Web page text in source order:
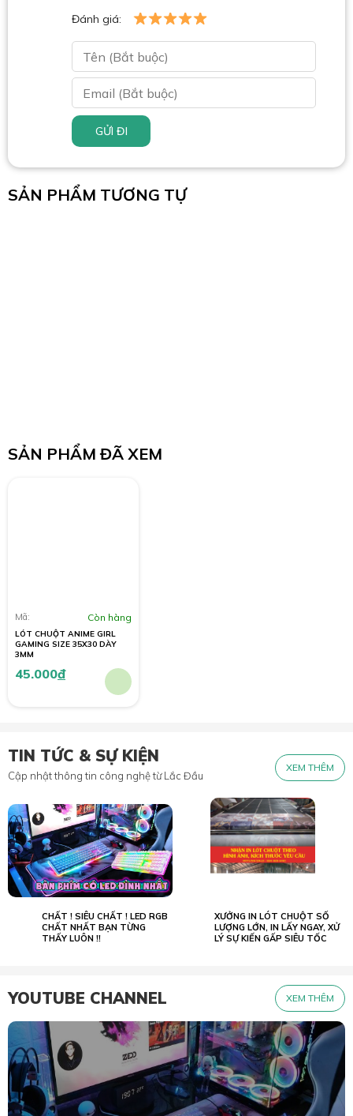
Đánh giá:
GỬI ĐI
SẢN PHẨM TƯƠNG TỰ
SẢN PHẨM ĐÃ XEM
Mã: Còn hàng
LÓT CHUỘT ANIME GIRL
GAMING SIZE 35X30 DÀY
3MM
45.000đ
TIN TỨC & SỰ KIỆN
Cập nhật thông tin công nghệ từ Lắc Đầu
XEM THÊM
CHẤT ! SIÊU CHẤT ! LED RGB
CHẤT NHẤT BẠN TỪNG
THẤY LUÔN !!
XƯỞNG IN LÓT CHUỘT SỐ
LƯỢNG LỚN, IN LẤY NGAY, XỬ
LÝ SỰ KIẾN GẤP SIÊU TỐC
YOUTUBE CHANNEL XEM THÊM